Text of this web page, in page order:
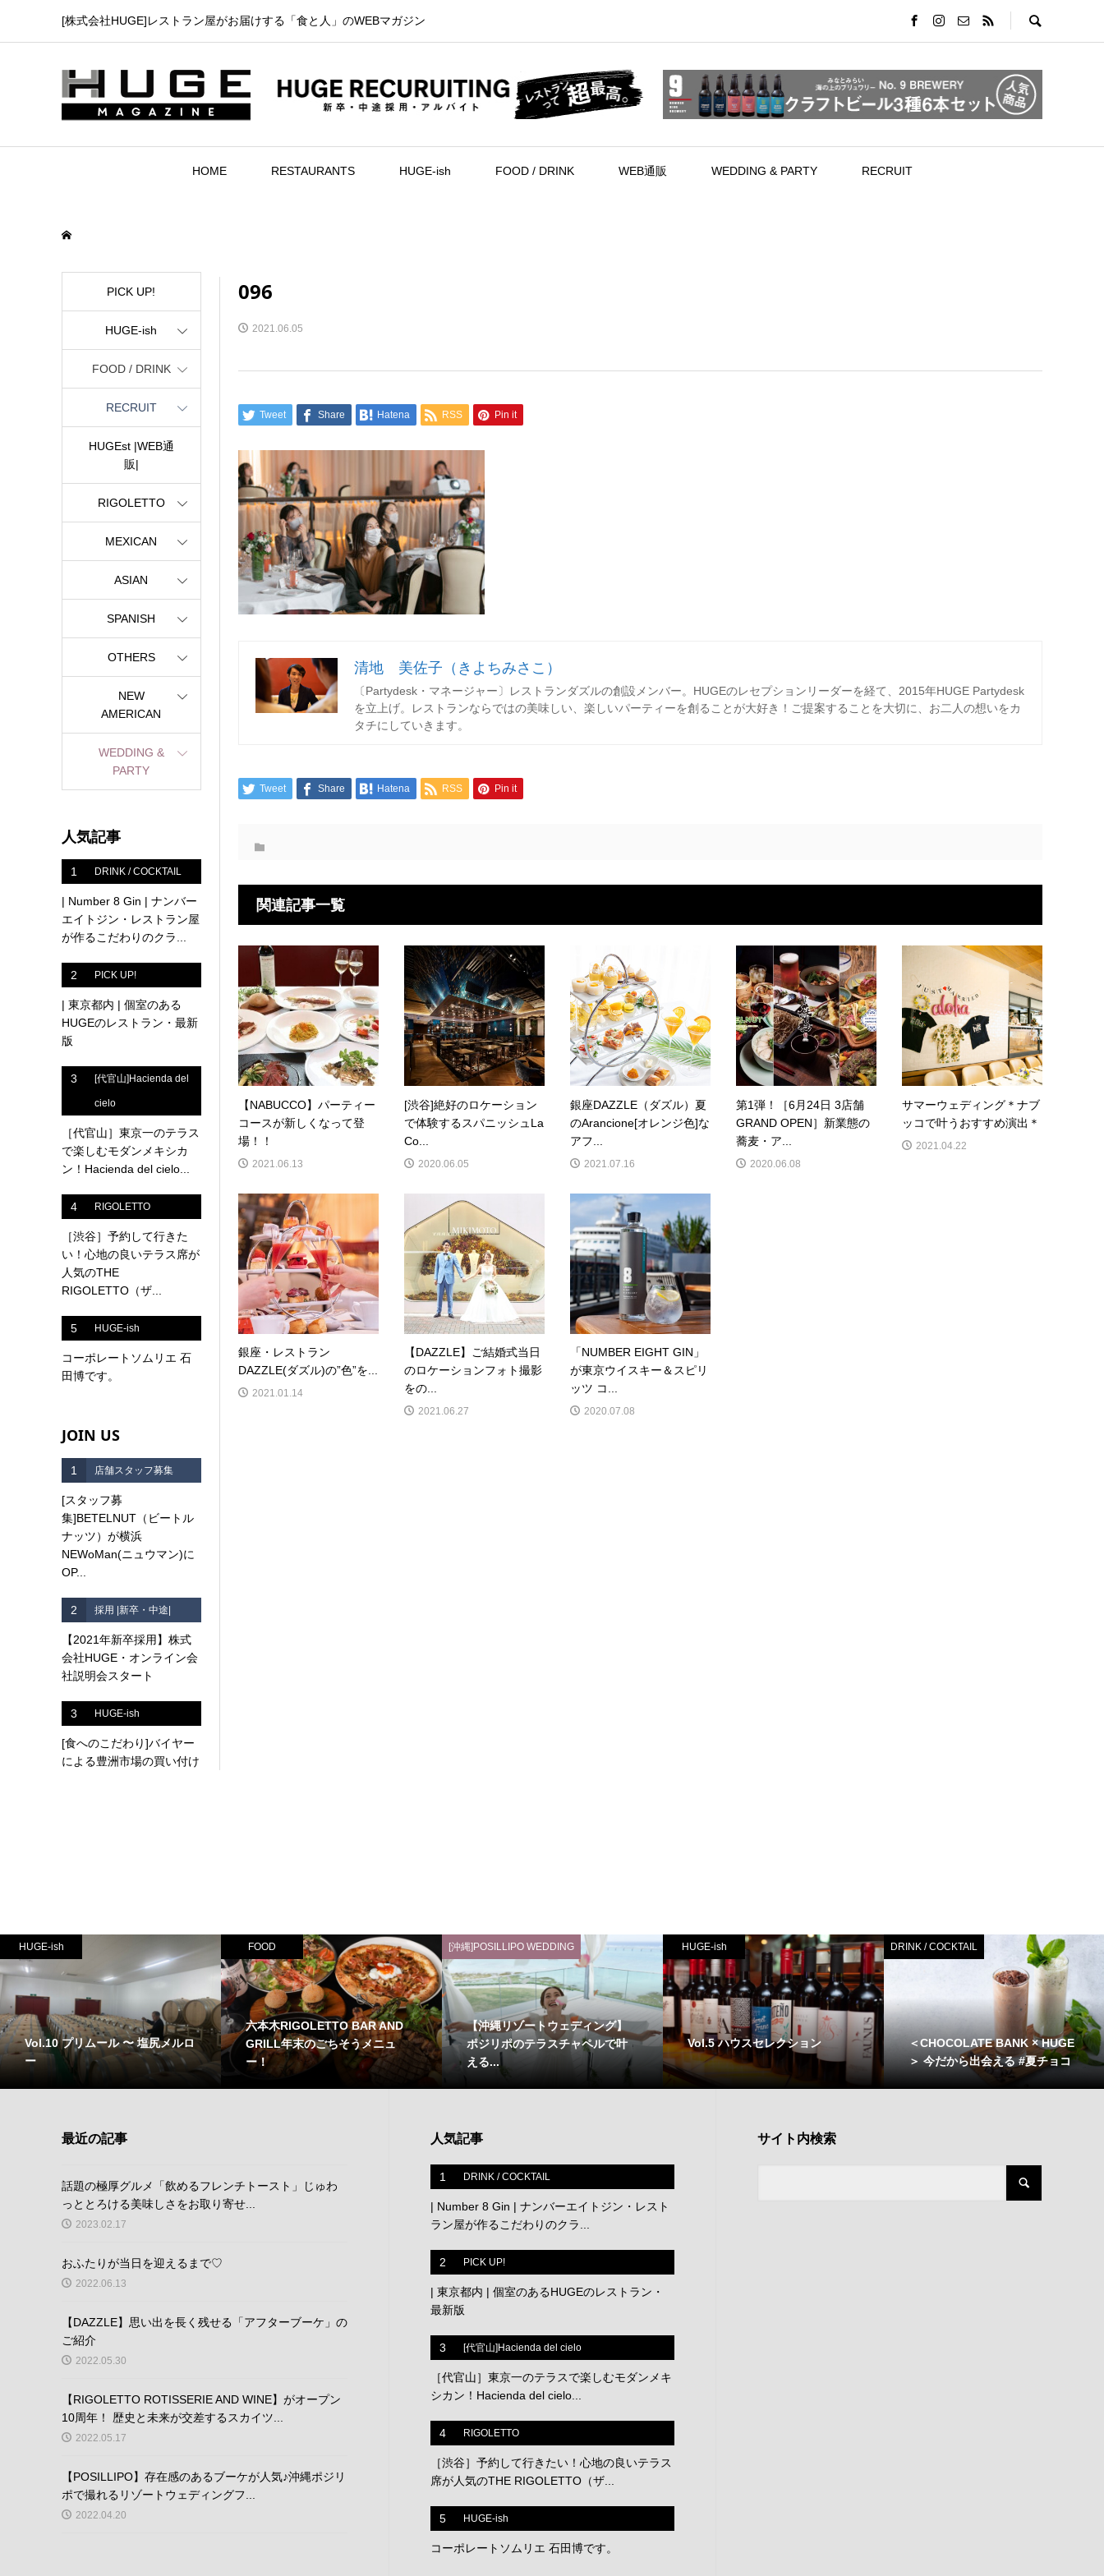
[株式会社HUGE]レストラン屋がお届けする「食と人」のWEBマガジン
HOME RESTAURANTS HUGE-ish FOOD / DRINK WEB通販 WEDDING & PARTY RECRUIT
096
2021.06.05
Tweet Share Hatena RSS Pin it
清地 美佐子（きよちみさこ）
〔Partydesk・マネージャー〕レストランダズルの創設メンバー。HUGEのレセプションリーダーを経て、2015年HUGE Partydesk
を立上げ。レストランならではの美味しい、楽しいパーティーを創ることが大好き！ご提案することを大切に、お二人の想いをカ
タチにしていきます。
Tweet Share Hatena RSS Pin it
関連記事一覧
【NABUCCO】パーティー
コースが新しくなって登
場！！
2021.06.13
[渋谷]絶好のロケーション
で体験するスパニッシュLa
Co...
2020.06.05
銀座DAZZLE（ダズル）夏
のArancione[オレンジ色]な
アフ...
2021.07.16
第1弾！［6月24日 3店舗
GRAND OPEN］新業態の
蕎麦・ア...
2020.06.08
サマーウェディング＊ナブ
ッコで叶うおすすめ演出＊
2021.04.22
銀座・レストラン
DAZZLE(ダズル)の”色”を...
2021.01.14
【DAZZLE】ご結婚式当日
のロケーションフォト撮影
をの...
2021.06.27
「NUMBER EIGHT GIN」
が東京ウイスキー＆スピリ
ッツ コ...
2020.07.08
PICK UP!
HUGE-ish
FOOD / DRINK
RECRUIT
HUGEst |WEB通
販|
RIGOLETTO
MEXICAN
ASIAN
SPANISH
OTHERS
NEW
AMERICAN
WEDDING &
PARTY
人気記事
1 DRINK / COCKTAIL
| Number 8 Gin | ナンバー
エイトジン・レストラン屋
が作るこだわりのクラ...
2 PICK UP!
| 東京都内 | 個室のある
HUGEのレストラン・最新
版
3 [代官山]Hacienda del
cielo
［代官山］東京一のテラス
で楽しむモダンメキシカ
ン！Hacienda del cielo...
4 RIGOLETTO
［渋谷］予約して行きた
い！心地の良いテラス席が
人気のTHE
RIGOLETTO（ザ...
5 HUGE-ish
コーポレートソムリエ 石
田博です。
JOIN US
1 店舗スタッフ募集
[スタッフ募
集]BETELNUT（ビートル
ナッツ）が横浜
NEWoMan(ニュウマン)に
OP...
2 採用 |新卒・中途|
【2021年新卒採用】株式
会社HUGE・オンライン会
社説明会スタート
3 HUGE-ish
[食へのこだわり]バイヤー
による豊洲市場の買い付け
HUGE-ish
Vol.10 プリムール 〜 塩尻メルロ
ー
FOOD
六本木RIGOLETTO BAR AND
GRILL年末のごちそうメニュ
ー！
[沖縄]POSILLIPO WEDDING
【沖縄リゾートウェディング】
ポジリポのテラスチャペルで叶
える...
HUGE-ish
Vol.5 ハウスセレクション
DRINK / COCKTAIL
＜CHOCOLATE BANK × HUGE
＞ 今だから出会える #夏チョコ
最近の記事
話題の極厚グルメ「飲めるフレンチトースト」じゅわ
っととろける美味しさをお取り寄せ...
2023.02.17
おふたりが当日を迎えるまで♡
2022.06.13
【DAZZLE】思い出を長く残せる「アフターブーケ」の
ご紹介
2022.05.30
【RIGOLETTO ROTISSERIE AND WINE】がオープン
10周年！ 歴史と未来が交差するスカイツ...
2022.05.17
【POSILLIPO】存在感のあるブーケが人気♪沖縄ポジリ
ポで撮れるリゾートウェディングフ...
2022.04.20
人気記事
1 DRINK / COCKTAIL
| Number 8 Gin | ナンバーエイトジン・レスト
ラン屋が作るこだわりのクラ...
2 PICK UP!
| 東京都内 | 個室のあるHUGEのレストラン・
最新版
3 [代官山]Hacienda del cielo
［代官山］東京一のテラスで楽しむモダンメキ
シカン！Hacienda del cielo...
4 RIGOLETTO
［渋谷］予約して行きたい！心地の良いテラス
席が人気のTHE RIGOLETTO（ザ...
5 HUGE-ish
コーポレートソムリエ 石田博です。
サイト内検索